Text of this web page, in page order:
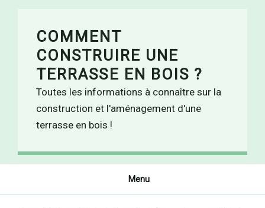
COMMENT
CONSTRUIRE UNE
TERRASSE EN BOIS ?
Toutes les informations à connaître sur la
construction et l'aménagement d'une
terrasse en bois !
Menu